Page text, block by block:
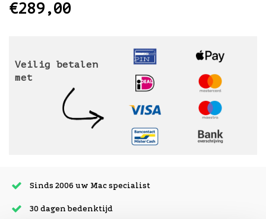
€289,00
Veilig betalen
met
Sinds 2006 uw Mac specialist
30 dagen bedenktijd